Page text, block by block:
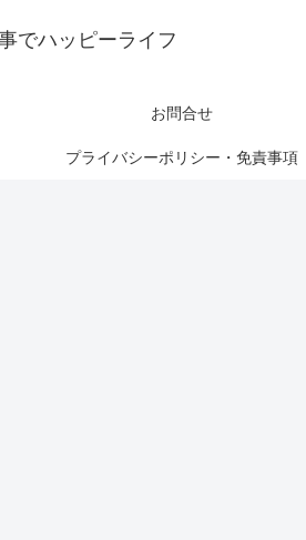
でハッピーライフ
お問合せ
プライバシーポリシー・免責事項